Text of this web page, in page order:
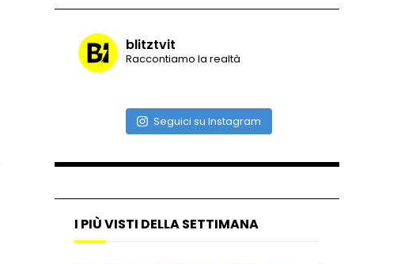
dopo incidente
Nei casinò arriva il cambio
blitztvit
Raccontiamo la realtà
Seguici su Instagram
I PIÙ VISTI DELLA SETTIMANA